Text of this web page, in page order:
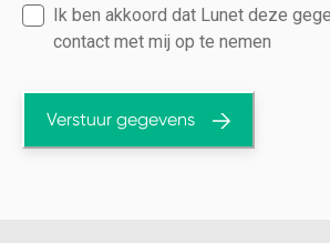
Ik ben akkoord dat Lunet deze
contact met mij op te nemen
Verstuur gegevens